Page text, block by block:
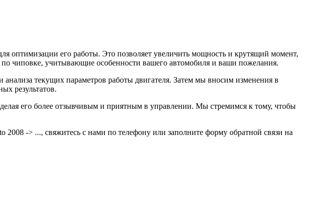
оптимизации его работы. Это позволяет увеличить мощность и крутящий момент,
чиповке, учитывающие особенности вашего автомобиля и ваши пожелания.
текущих параметров работы двигателя. Затем мы вносим изменения в
результатов.
его более отзывчивым и приятным в управлении. Мы стремимся к тому, чтобы
-> ..., свяжитесь с нами по телефону или заполните форму обратной связи на